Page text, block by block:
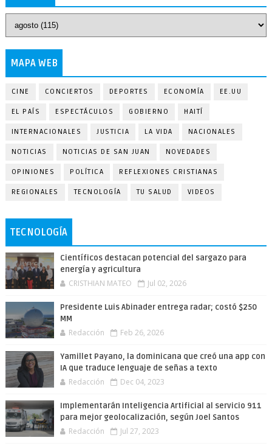
MAPA WEB
CINE CONCIERTOS DEPORTES ECONOMÍA EE.UU
EL PAÍS ESPECTÁCULOS GOBIERNO HAITÍ
INTERNACIONALES JUSTICIA LA VIDA NACIONALES
NOTICIAS NOTICIAS DE SAN JUAN NOVEDADES
OPINIONES POLÍTICA REFLEXIONES CRISTIANAS
REGIONALES TECNOLOGÍA TU SALUD VIDEOS
TECNOLOGÍA
Científicos destacan potencial del sargazo para
energía y agricultura
CRISTHIAN MATEO Jul 02, 2026
Presidente Luis Abinader entrega radar; costó $250
MM
Redacción Feb 26, 2026
Yamillet Payano, la dominicana que creó una app con
IA que traduce lenguaje de señas a texto
Redacción Dec 04, 2023
Implementarán Inteligencia Artificial al servicio 911
para mejor geolocalización, según Joel Santos
Redacción Jul 27, 2023